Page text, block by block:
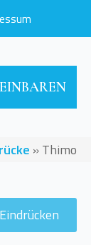
»Thimo